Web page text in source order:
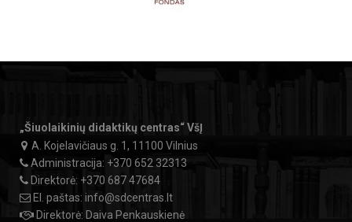
„Šiuolaikinių didaktikų centras“ VšĮ
A. Kojelavičiaus g. 1, 11100 Vilnius
Administracija: +370 652 32313
Direktorė: +370 687 47684
El. paštas: info@sdcentras.lt
Direktorė: Daiva Penkauskienė